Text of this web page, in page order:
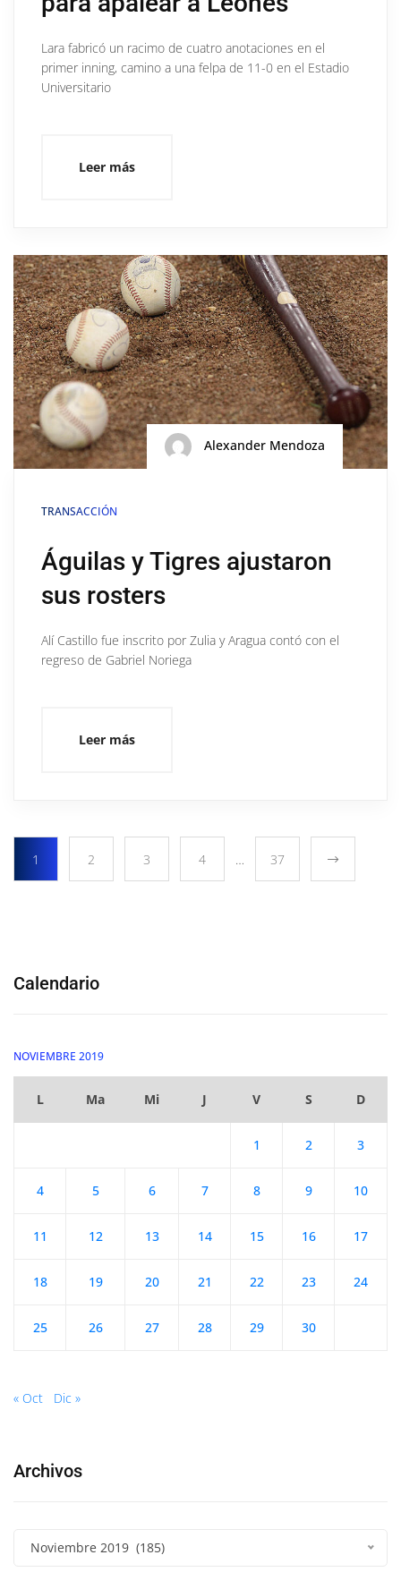
Lara fabricó un racimo de cuatro anotaciones en el
primer inning, camino a una felpa de 11-0 en el Estadio
Universitario
Leer más
Alexander Mendoza
TRANSACCIÓN
Águilas y Tigres ajustaron
sus rosters
Alí Castillo fue inscrito por Zulia y Aragua contó con el
regreso de Gabriel Noriega
Leer más
1 2 3 4 … 37
Calendario
NOVIEMBRE 2019
L Ma Mi J V S D
1 2 3
4 5 6 7 8 9 10
11 12 13 14 15 16 17
18 19 20 21 22 23 24
25 26 27 28 29 30
« Oct Dic »
Archivos
Noviembre 2019 (185)